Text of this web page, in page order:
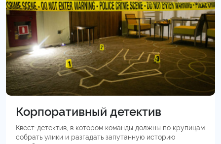
Корпоративный детектив
Квест-детектив, в котором команды должны по крупицам
собрать улики и разгадать запутанную историю